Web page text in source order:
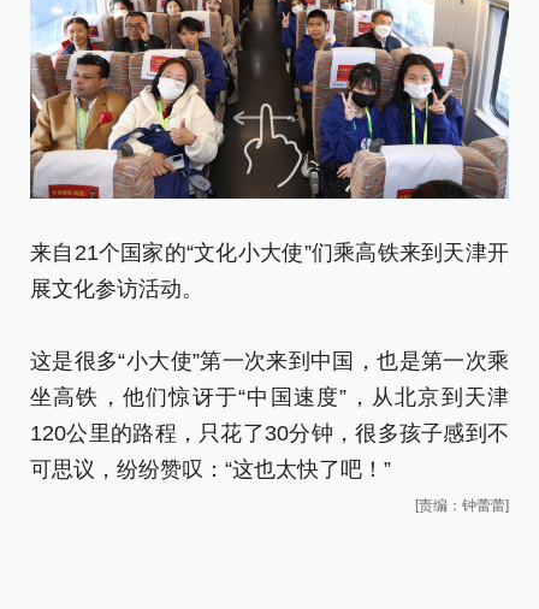
来自21个国家的“文化小大使”们乘高铁来到天津开
展文化参访活动。
这是很多“小大使”第一次来到中国，也是第一次乘
坐高铁，他们惊讶于“中国速度”，从北京到天津
120公里的路程，只花了30分钟，很多孩子感到不
可思议，纷纷赞叹：“这也太快了吧！”
[责编：钟蕾蕾]